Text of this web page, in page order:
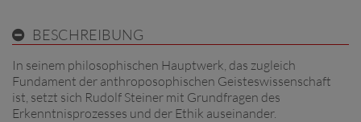
BESCHREIBUNG
In seinem philosophischen Hauptwerk, das zugleich
Fundament der anthroposophischen Geisteswissenschaft
ist, setzt sich Rudolf Steiner mit Grundfragen des
Erkenntnisprozesses und der Ethik auseinander.